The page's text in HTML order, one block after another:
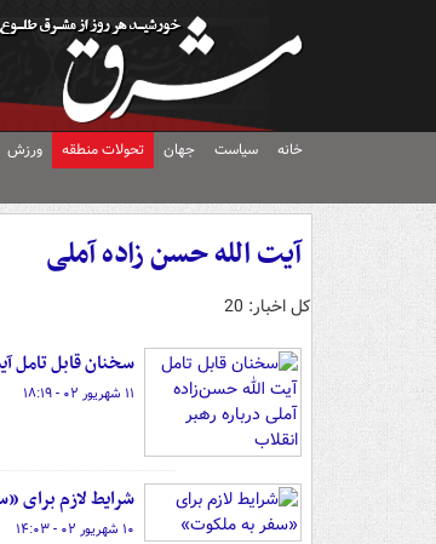
خانه سیاست جهان تحولات منطقه ورزش
آیت الله حسن زاده آملی
کل اخبار: 20
سخنان قابل تامل
۱۱ شهریور ۰۲ - ۱۸:۱۹
شرایط لازم برای
۱۰ شهریور ۰۲ - ۱۴:۰۳